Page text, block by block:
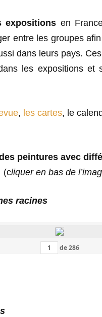
expositions en
entre les groupes
dans leurs pays.
les expositions et
, les cartes, le
peintures avec
(cliquer en bas de
racines
de286